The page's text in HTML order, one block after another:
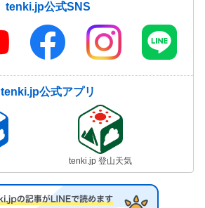
tenki.jp公式SNS
tenki.jp公式アプリ
tenki.jp 登山天気